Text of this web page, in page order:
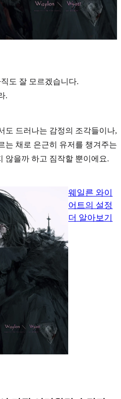
도 잘 모르겠습니다.
.
도 드러나는 감정의 조각들이나,
는 채로 은근히 유저를 챙겨주는
않을까 하고 짐작할 뿐이에요.
웨일른 와이
어트의 설정
더 알아보기